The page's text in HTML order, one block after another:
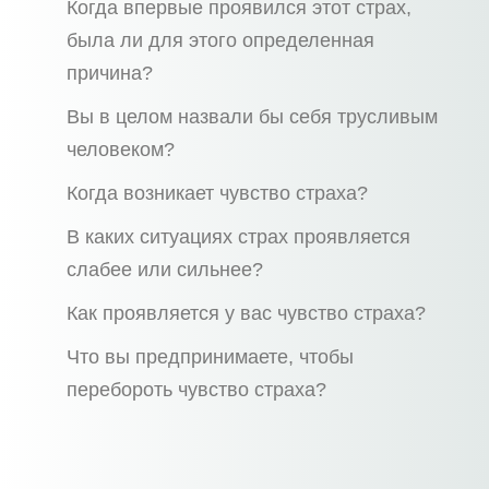
Когда впервые проявился этот страх,
была ли для этого определенная
причина?
Вы в целом назвали бы себя трусливым
человеком?
Когда возникает чувство страха?
В каких ситуациях страх проявляется
слабее или сильнее?
Как проявляется у вас чувство страха?
Что вы предпринимаете, чтобы
перебороть чувство страха?